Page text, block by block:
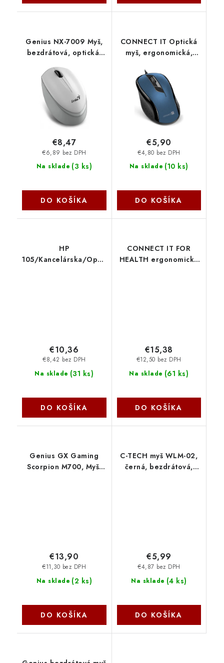
Genius NX-7009 Myš,
bezdrátová, optická,
Blue-Eye senzor, USB,
bílo-šedá
31030030402
Na sklade (3 ks)
€6,89 bez DPH
€8,47
DO KOŠÍKA
CONNECT IT Optická
myš, ergonomická,
BL Connect IT
Na sklade (10 ks)
€4,80 bez DPH
€5,90
DO KOŠÍKA
HP
105/Kancelárska/Optická/1
Na sklade (31 ks)
€8,42 bez DPH
€10,36
DO KOŠÍKA
CONNECT IT FOR
HEALTH ergonomická
Na sklade (61 ks)
€12,50 bez DPH
€15,38
DO KOŠÍKA
Genius GX Gaming
Scorpion M700, Myš,
Na sklade (2 ks)
€11,30 bez DPH
€13,90
DO KOŠÍKA
C-TECH myš WLM-02,
černá, bezdrátová,
Na sklade (4 ks)
€4,87 bez DPH
€5,99
DO KOŠÍKA